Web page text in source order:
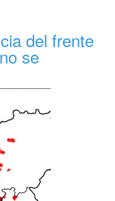
del frente
se